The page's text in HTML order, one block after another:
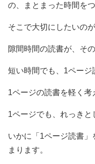
の、まとまった時間を
そこで大切にしたいの
隙間時間の読書が、そ
短い時間でも、1ページ
1ページの読書を軽く考
1ページでも、れっきと
いかに「1ページ読書
まります。